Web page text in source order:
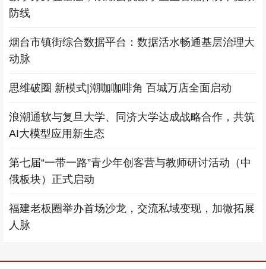
防线
烟台市镇街综合数据平台：数据活水畅通基层治理大
动脉
思维破圈 新模式|潮咖咖啡角 百城万店全面启动
浪潮通软与复旦大学、同济大学达成战略合作，共筑
AI大模型应用新生态
第七届“一带一路”青少年创客营与教师研讨活动（中
俄板块）正式启动
福建老板圈举办首场沙龙，交流私域变现，加微拓展
人脉